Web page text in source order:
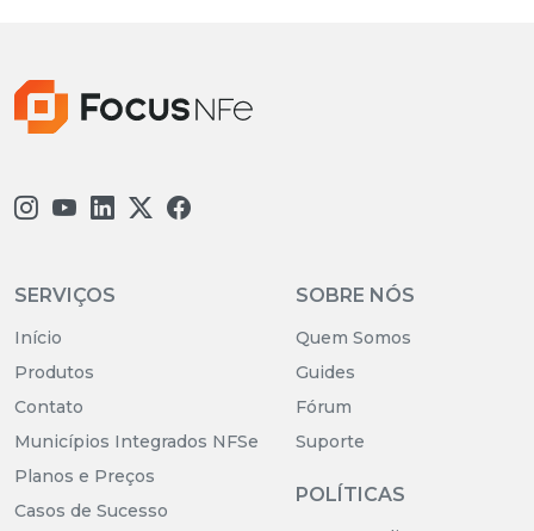
SERVIÇOS
Início
Produtos
Contato
Municípios Integrados NFSe
Planos e Preços
Casos de Sucesso
SOBRE NÓS
Quem Somos
Guides
Fórum
Suporte
POLÍTICAS